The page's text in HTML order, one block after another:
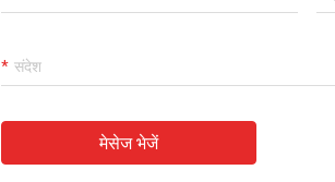
मेसेज भेजें